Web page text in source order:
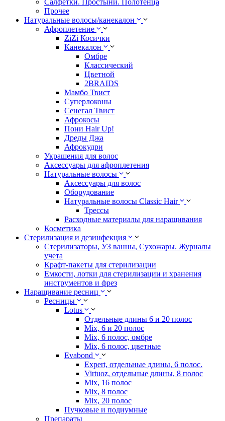
Салфетки. Простыни. Полотенца
Прочее
Натуральные волосы/канекалон
Афроплетение
ZiZi Косички
Канекалон
Омбре
Классический
Цветной
2BRAIDS
Мамбо Твист
Суперлоконы
Сенегал Твист
Афрокосы
Пони Hair Up!
Дреды Джа
Афрокудри
Украшения для волос
Аксессуары для афроплетения
Натуральные волосы
Аксессуары для волос
Оборудование
Натуральные волосы Classic Hair
Трессы
Расходные материалы для наращивания
Косметика
Стерилизация и дезинфекция
Стерилизаторы, УЗ ванны, Сухожары. Журналы
учета
Крафт-пакеты для стерилизации
Емкости, лотки для стерилизации и хранения
инструментов и фрез
Наращивание ресниц
Ресницы
Lotus
Отдельные длины 6 и 20 полос
Mix, 6 и 20 полос
Mix, 6 полос, омбре
Mix, 6 полос, цветные
Evabond
Expert, отдельные длины, 6 полос.
Virtuoz, отдельные длины, 8 полос
Mix, 16 полос
Mix, 8 полос
Mix, 20 полос
Пучковые и подиумные
Препараты